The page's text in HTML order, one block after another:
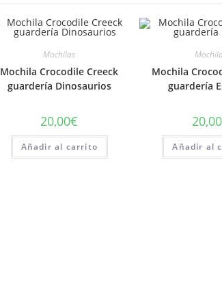
Mochilas
Mochila Crocodile Creeck
guardería Dinosaurios
20,00€
Añadir al carrito
Mochila
guardería
20,00
Añadir al